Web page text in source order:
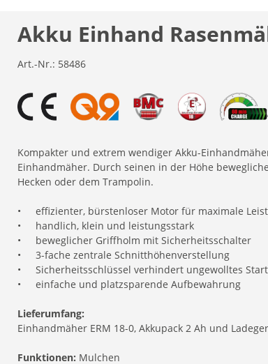
Akku Einhand
Art.-Nr.: 58486
Kompakter und extrem wendiger Akku-
Einhandmäher. Durch seinen in der Höhe
Hecken oder dem Trampolin.
•
effizienter, bürstenloser Motor für maximale
•
handlich, klein und leistungsstark
•
beweglicher Griffholm mit Sicherheitsschalter
•
3-fache zentrale Schnitthöhenverstellung
•
Sicherheitsschlüssel verhindert ungewolltes
•
einfache und platzsparende Aufbewahrung
Lieferumfang:
Einhandmäher ERM 18-0, Akkupack 2 Ah und
Funktionen: Mulchen